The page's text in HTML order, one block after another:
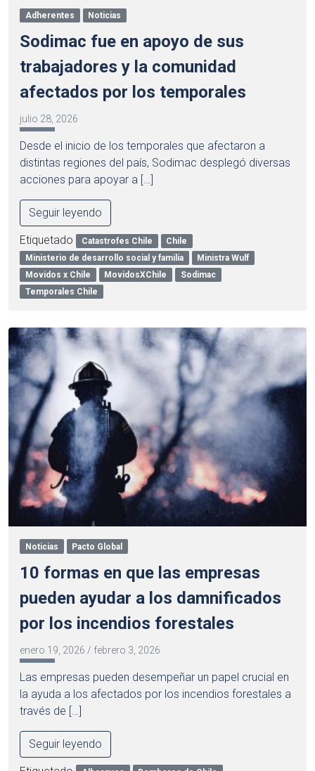
Adherentes Noticias
Sodimac fue en apoyo de sus
trabajadores y la comunidad
afectados por los temporales
julio 28, 2026
Desde el inicio de los temporales que afectaron a
distintas regiones del país, Sodimac desplegó diversas
acciones para apoyar a […]
Seguir leyendo
Etiquetado Catastrofes Chile
Chile
Ministerio de desarrollo social y familia
Ministra Wulf
Movidos x Chile
MovidosXChile
Sodimac
Temporales Chile
Noticias Pacto Global
10 formas en que las empresas
pueden ayudar a los damnificados
por los incendios forestales
enero 19, 2026 / febrero 3, 2026
Las empresas pueden desempeñar un papel crucial en
la ayuda a los afectados por los incendios forestales a
través de […]
Seguir leyendo